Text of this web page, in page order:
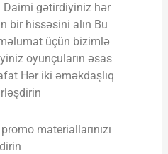
Daimi gətirdiyiniz hər
bir hissəsini alın Bu
üçün bizimlə
oyunçuların əsas
Hər iki əməkdaşlıq
materiallarınızı